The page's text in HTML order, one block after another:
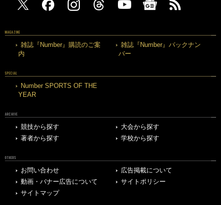
MAGAZINE
雑誌『Number』購読のご案
内
雑誌『Number』バックナン
バー
SPECIAL
Number SPORTS OF THE
YEAR
ARCHIVE
競技から探す
大会から探す
著者から探す
学校から探す
OTHERS
お問い合わせ
広告掲載について
動画・バナー広告について
サイトポリシー
サイトマップ